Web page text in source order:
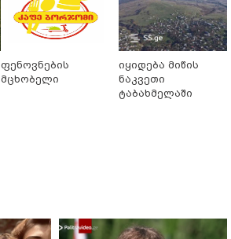
ფენოვნების
მცხობელი
იყიდება მიწის
ნაკვეთი
ტაბახმელაში